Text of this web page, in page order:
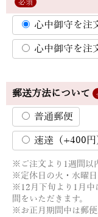
必須
心中御守を注
心中御守を注
郵送方法について
普通郵便
速達（+400
※ご注文より1週間以
※定休日の火・水曜日
※12月下旬より1月中
間をいただきます。
※お正月期間中は郵